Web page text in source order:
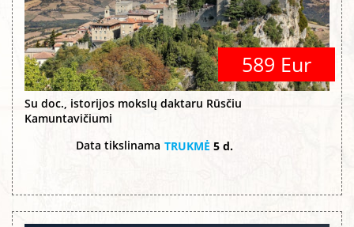
589 Eur
Su doc., istorijos mokslų daktaru Rūsčiu
Kamuntavičiumi
Data tikslinama TRUKMĖ 5 d.